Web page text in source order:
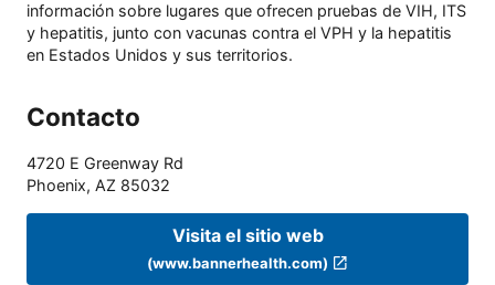
información sobre lugares que ofrecen pruebas de VIH, ITS
y hepatitis, junto con vacunas contra el VPH y la hepatitis
en Estados Unidos y sus territorios.
Contacto
4720 E Greenway Rd
Phoenix, AZ 85032
Visita el sitio web
(www.bannerhealth.com)